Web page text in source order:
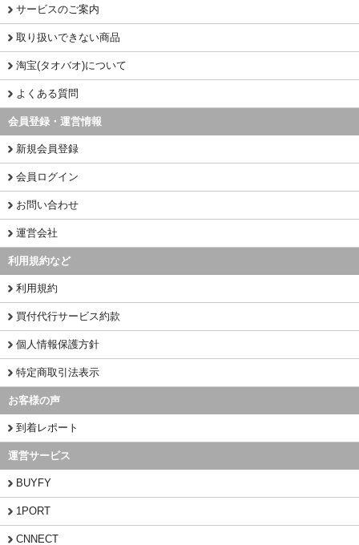
サービスのご案内
取り扱いできない商品
淘宝(タオバオ)について
よくある質問
会員登録・運営情報
新規会員登録
会員ログイン
お問い合わせ
運営会社
利用規約など
利用規約
買付代行サービス約款
個人情報保護方針
特定商取引法表示
お客様の声
到着レポート
運営サービス
BUYFY
1PORT
CNNECT